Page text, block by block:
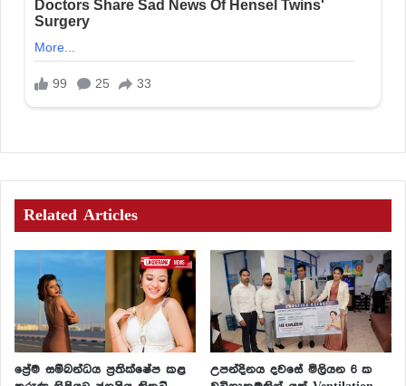
Related Articles
ප්‍රේම සම්බන්ධය ප්‍රතික්ෂේප කළ
උපන්දිනය දවසේ මිලියන 6 ක